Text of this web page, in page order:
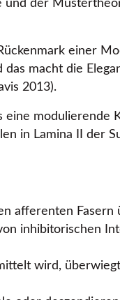
der
einer
macht die
2013).
eine modulierende
in Lamina II der
afferenten
inhibitorischen
wird,